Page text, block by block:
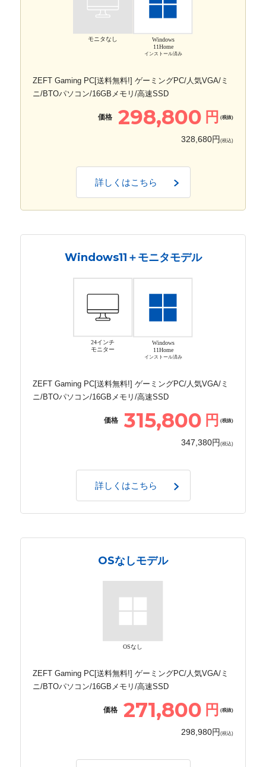
モニタなし
Windows
11Home
インストール済み
ZEFT Gaming PC[送料無料!] ゲーミングPC/人気VGA/ミ
ニ/BTOパソコン/16GBメモリ/高速SSD
価格 298,800 円 (税抜)
328,680円 (税込)
詳しくはこちら
Windows11＋モニタモデル
24インチ
モニター
Windows
11Home
インストール済み
ZEFT Gaming PC[送料無料!] ゲーミングPC/人気VGA/ミ
ニ/BTOパソコン/16GBメモリ/高速SSD
価格 315,800 円 (税抜)
347,380円 (税込)
詳しくはこちら
OSなしモデル
OSなし
ZEFT Gaming PC[送料無料!] ゲーミングPC/人気VGA/ミ
ニ/BTOパソコン/16GBメモリ/高速SSD
価格 271,800 円 (税抜)
298,980円 (税込)